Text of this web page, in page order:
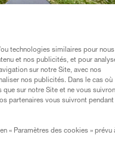
technologies similaires pour nous
et nos publicités, et pour
sur notre Site, avec nos
nos publicités. Dans le cas où
sur notre Site et ne vous
partenaires vous suivront pendant
« Paramètres des cookies » prévu